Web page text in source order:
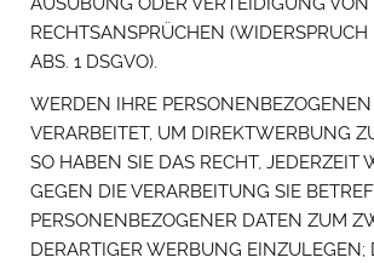
RECHTSANSPRÜCHEN (WIDERSPRUCH
ABS. 1 DSGVO).
WERDEN IHRE
VERARBEITET, UM DIREKTWERBUNG
SO HABEN SIE DAS RECHT, JEDERZEIT
GEGEN DIE VERARBEITUNG SIE
PERSONENBEZOGENER DATEN ZUM
DERARTIGER WERBUNG EINZULEGEN;